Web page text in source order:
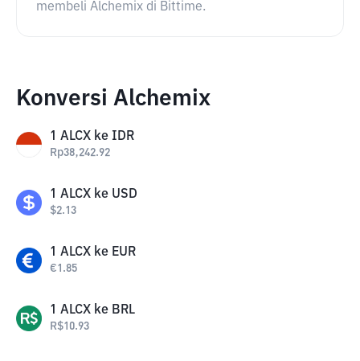
membeli Alchemix di Bittime.
Konversi Alchemix
1 ALCX ke IDR
Rp38,242.92
1 ALCX ke USD
$2.13
1 ALCX ke EUR
€1.85
1 ALCX ke BRL
R$10.93